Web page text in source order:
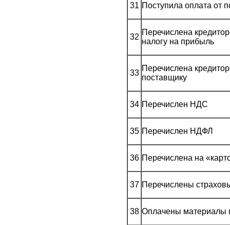
31 Поступила оплата от
32
Перечислена
налогу на прибыль
33
Перечислена
поставщику
34 Перечислен НДС
35 Перечислен НДФЛ
36 Перечислена на
37 Перечислены
38 Оплачены материалы